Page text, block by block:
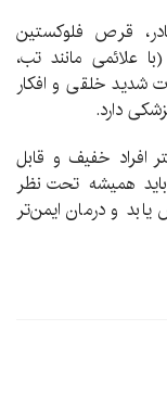
قرص فلوکستین
علائمی مانند تب،
شدید خلقی و افکار
دارد.
افراد خفیف و قابل
همیشه تحت نظر
و درمان ایمن‌تر